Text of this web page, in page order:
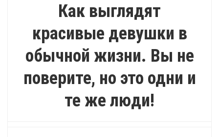
Как выглядят
красивые девушки в
обычной жизни. Вы не
поверите, но это одни и
те же люди!